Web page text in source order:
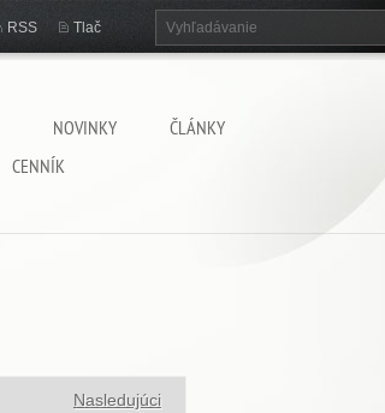
NOVINKY
ČLÁNKY
CENNÍK
RSS Tlač
Nasledujúci